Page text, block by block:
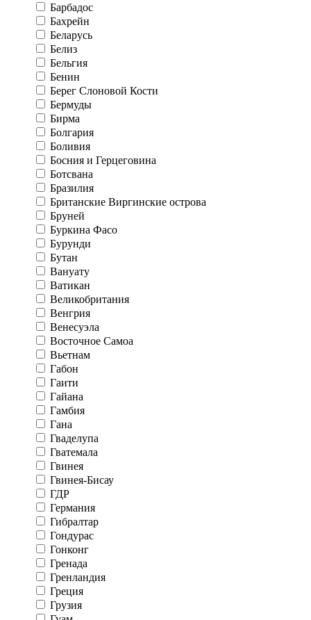
Барбадос
Бахрейн
Беларусь
Белиз
Бельгия
Бенин
Берег Слоновой Кости
Бермуды
Бирма
Болгария
Боливия
Босния и Герцеговина
Ботсвана
Бразилия
Британские Виргинские острова
Бруней
Буркина Фасо
Бурунди
Бутан
Вануату
Ватикан
Великобритания
Венгрия
Венесуэла
Восточное Самоа
Вьетнам
Габон
Гаити
Гайана
Гамбия
Гана
Гваделупа
Гватемала
Гвинея
Гвинея-Бисау
ГДР
Германия
Гибралтар
Гондурас
Гонконг
Гренада
Гренландия
Греция
Грузия